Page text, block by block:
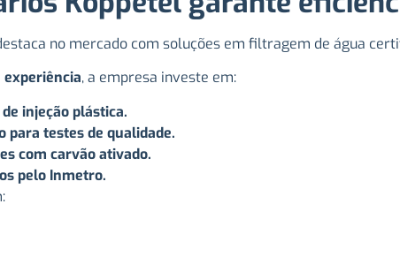
no mercado com soluções em filtragem de água
experiência, a empresa investe em:
injeção plástica.
para testes de qualidade.
com carvão ativado.
pelo Inmetro.